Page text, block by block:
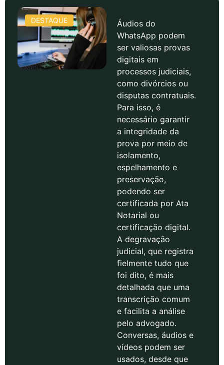
DESTAQUE
Áudios do
WhatsApp podem
ser valiosas provas
digitais em
processos judiciais,
como divórcios ou
disputas contratuais.
Para isso, é
necessário garantir
a integridade da
prova por meio de
isolamento,
espelhamento e
preservação,
podendo ser
certificada por Ata
Notarial ou
certificação digital.
A degravação
judicial, que registra
fielmente tudo que
foi dito, é mais
detalhada que uma
transcrição comum
e facilita a análise
pelo advogado.
Conversas, áudios e
vídeos podem ser
usados, desde que